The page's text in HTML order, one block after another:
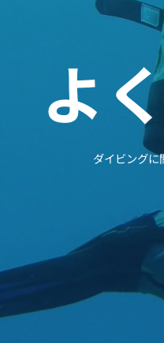
よ
ダイビングに